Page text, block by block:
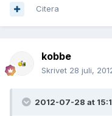
Citera
kobbe
Skrivet 28 juli,
2012-07-28 at